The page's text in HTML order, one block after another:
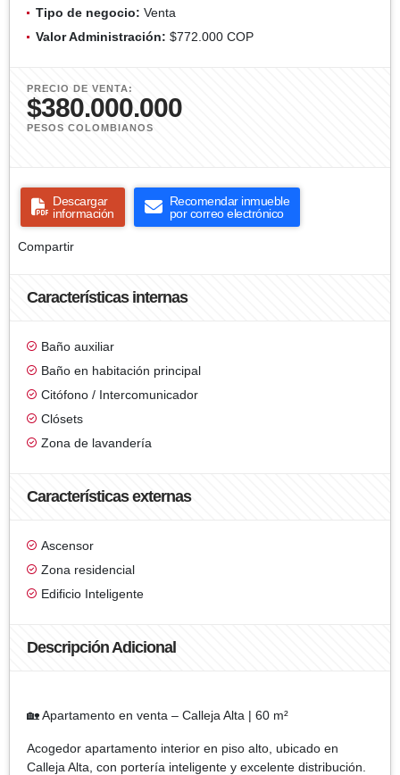
Tipo de negocio: Venta
Valor Administración: $772.000 COP
PRECIO DE VENTA:
$380.000.000
PESOS COLOMBIANOS
Descargar
información
Recomendar inmueble
por correo electrónico
Compartir
Características internas
Baño auxiliar
Baño en habitación principal
Citófono / Intercomunicador
Clósets
Zona de lavandería
Características externas
Ascensor
Zona residencial
Edificio Inteligente
Descripción Adicional
🏡 Apartamento en venta – Calleja Alta | 60 m²
Acogedor apartamento interior en piso alto, ubicado en
Calleja Alta, con portería inteligente y excelente distribución.